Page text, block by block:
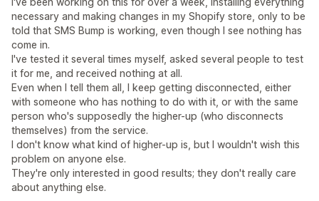
necessary and making changes in my Shopify store, only to be
told that SMS Bump is working, even though I see nothing has
come in.
I've tested it several times myself, asked several people to test
it for me, and received nothing at all.
Even when I tell them all, I keep getting disconnected, either
with someone who has nothing to do with it, or with the same
person who's supposedly the higher-up (who disconnects
themselves) from the service.
I don't know what kind of higher-up is, but I wouldn't wish this
problem on anyone else.
They're only interested in good results; they don't really care
about anything else.